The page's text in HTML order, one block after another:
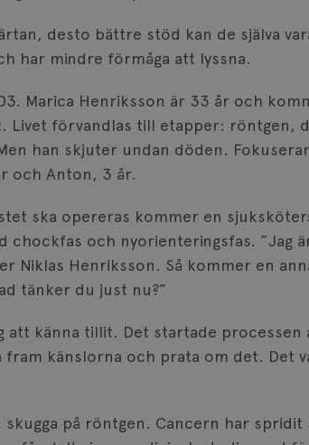
desto bättre stöd kan de själva
har mindre förmåga att lyssna.
Marica Henriksson är 33 år och
förvandlas till etapper: röntgen,
han skjuter undan döden.
och Anton, 3 år.
ska opereras kommer en
och nyorienteringsfas. ”Jag
Niklas Henriksson. Så kommer en
tänker du just nu?”
att känna tillit. Det startade processen
känslorna och prata om det. Det
skugga på röntgen. Cancern har